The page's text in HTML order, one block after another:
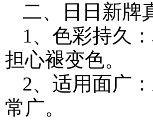
二、日日新牌
1、色彩持久
担心褪变色。
2、适用面广
常广。